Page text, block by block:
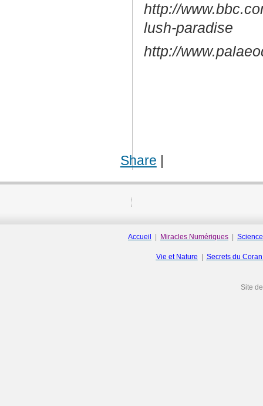
http://
lush-paradise
http://
Share |
Accueil Miracles Numériques
Vie et Nature Secrets du
Site